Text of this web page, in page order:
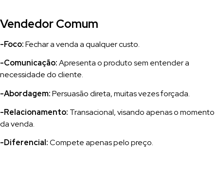
Vendedor Comum
-Foco:Fechar a venda a qualquer custo.
-Comunicação:Apresenta o produto sem entender a
necessidade do cliente.
-Abordagem:Persuasão direta, muitas vezes forçada.
-Relacionamento: Transacional, visando apenas o momento
da venda.
-Diferencial:Compete apenas pelo preço.